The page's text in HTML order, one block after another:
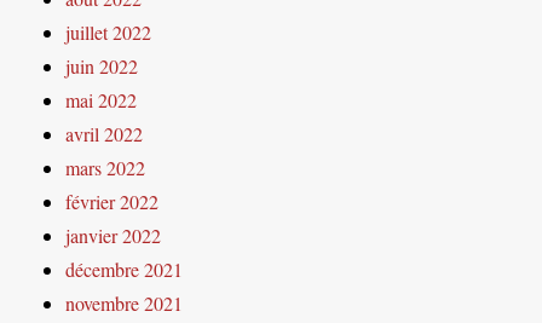
juillet 2022
juin 2022
mai 2022
avril 2022
mars 2022
février 2022
janvier 2022
décembre 2021
novembre 2021